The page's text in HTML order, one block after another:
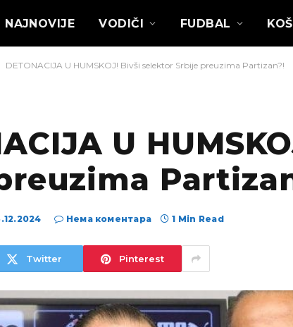
NAJNOVIJE VODIČI FUDBAL
DETONACIJA U HUMSKOJ! Bivši selektor Srbije preuzima Partizan?!
U
Нема коментара 1 Min Read
Twitter Pinterest